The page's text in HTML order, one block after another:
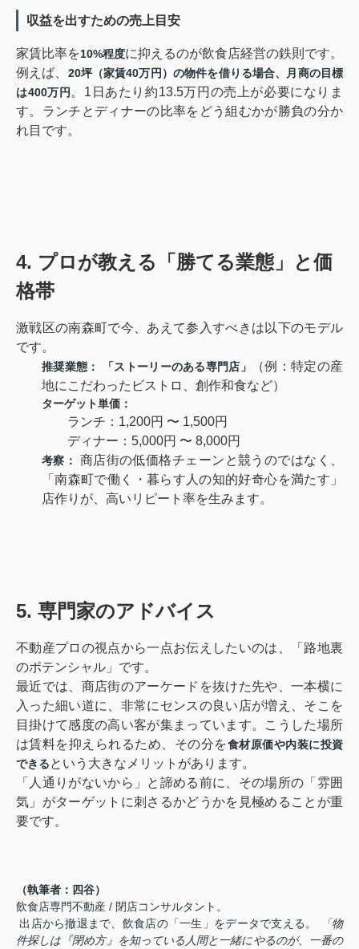
収益を出すための売上目安
家賃比率を10%程度に抑えるのが飲食店経営の鉄則です。
例えば、 20坪（家賃40万円） の物件を借りる場合、月商の目標
は400万円 。1日あたり約13.5万円の売上が必要になりま
す。ランチとディナーの比率をどう組むかが勝負の分か
れ目です。
4. プロが教える「勝てる業態」と価
格帯
激戦区の南森町で今、あえて参入すべきは以下のモデル
です。
推奨業態： 「ストーリーのある専門店」
（例：特定の産
地にこだわったビストロ、創作和食など）
ターゲット単価：
ランチ：1,200円 〜 1,500円
ディナー：5,000円 〜 8,000円
考察：
商店街の低価格チェーンと競うのではなく、
「南森町で働く・暮らす人の知的好奇心を満たす」
店作りが、高いリピート率を生みます。
5. 専門家のアドバイス
不動産プロの視点から一点お伝えしたいのは、「路地裏
のポテンシャル」です。
最近では、商店街のアーケードを抜けた先や、一本横に
入った細い道に、非常にセンスの良い店が増え、そこを
目掛けて感度の高い客が集まっています。こうした場所
は賃料を抑えられるため、その分を食材原価や内装に投資
できるという大きなメリットがあります。
「人通りがないから」と諦める前に、その場所の「雰囲
気」がターゲットに刺さるかどうかを見極めることが重
要です。
（執筆者：四谷）
飲食店専門不動産 / 閉店コンサルタント。
出店から撤退まで、飲食店の「一生」をデータで支える。
「物
件探しは『閉め方』を知っている人間と一緒にやるのが、一番の